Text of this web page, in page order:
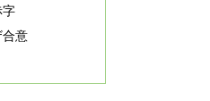
字
合意